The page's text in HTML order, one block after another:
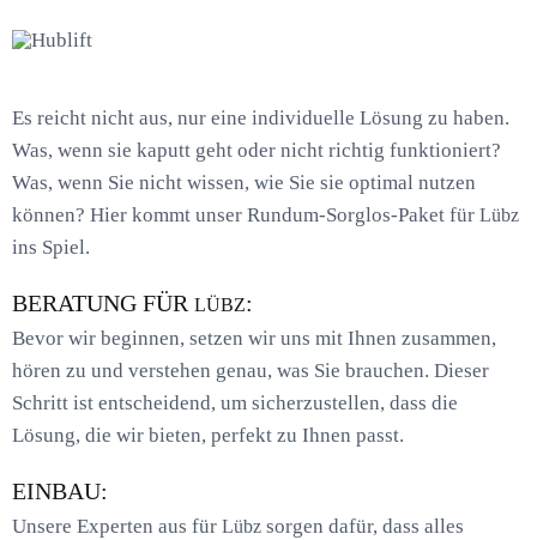
Es reicht nicht aus, nur eine individuelle Lösung zu haben.
Was, wenn sie kaputt geht oder nicht richtig funktioniert?
Was, wenn Sie nicht wissen, wie Sie sie optimal nutzen
können? Hier kommt unser Rundum-Sorglos-Paket für Lübz
ins Spiel.
BERATUNG FÜR LÜBZ:
Bevor wir beginnen, setzen wir uns mit Ihnen zusammen,
hören zu und verstehen genau, was Sie brauchen. Dieser
Schritt ist entscheidend, um sicherzustellen, dass die
Lösung, die wir bieten, perfekt zu Ihnen passt.
EINBAU:
Unsere Experten aus für Lübz sorgen dafür, dass alles